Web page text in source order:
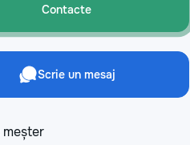
Contacte
Scrie un mesaj
meșter